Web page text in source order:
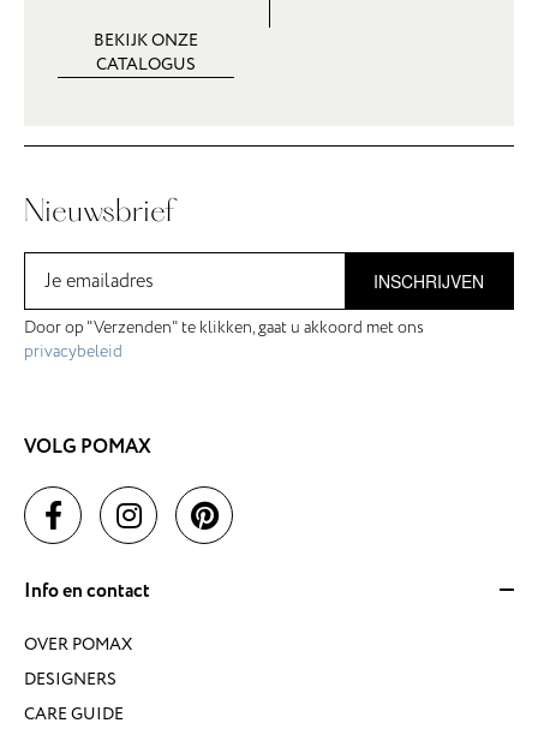
BEKIJK ONZE
CATALOGUS
Nieuwsbrief
INSCHRIJVEN
Door op "Verzenden" te klikken, gaat u akkoord met ons
privacybeleid
VOLG POMAX
Info en contact
OVER POMAX
DESIGNERS
CARE GUIDE